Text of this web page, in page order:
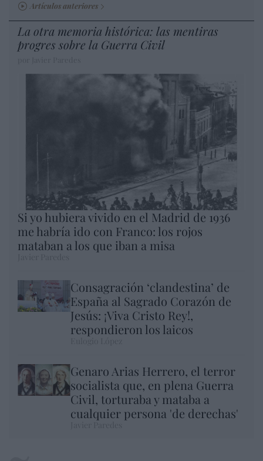
Artículos anteriores
La otra memoria histórica: las mentiras
progres sobre la Guerra Civil
Si yo hubiera vivido en el Madrid de 1936
me habría ido con Franco: los rojos
mataban a los que iban a misa
Consagración ‘clandestina’ de
España al Sagrado Corazón de
Jesús: ¡Viva Cristo Rey!,
respondieron los laicos
Genaro Arias Herrero, el terror
socialista que, en plena Guerra
Civil, torturaba y mataba a
cualquier persona 'de derechas'